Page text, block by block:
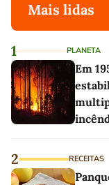
Mais lidas
1 PLANETA
Em
2 RECEITAS